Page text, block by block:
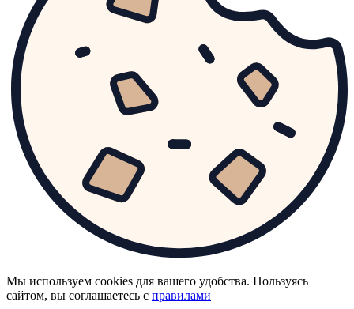
Мы используем cookies для вашего удобства. Пользуясь
сайтом, вы соглашаетесь с правилами